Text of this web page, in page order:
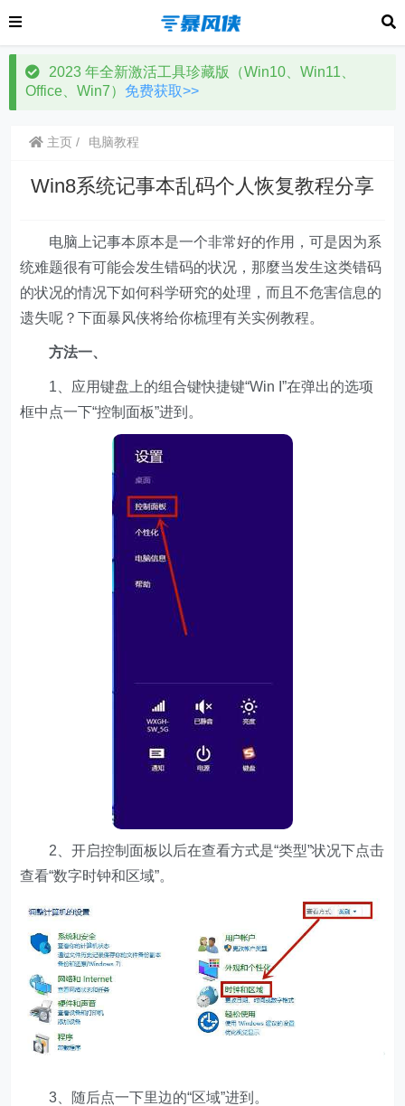
2023 年全新激活工具珍藏版（Win10、Win11、
Office、Win7） 免费获取>>
主页 电脑教程
Win8系统记事本乱码个人恢复教程分享
电脑上记事本原本是一个非常好的作用，可是因为系
统难题很有可能会发生错码的状况，那麼当发生这类错码
的状况的情况下如何科学研究的处理，而且不危害信息的
遗失呢？下面暴风侠将给你梳理有关实例教程。
方法一、
1、应用键盘上的组合键快捷键“Win I”在弹出的选项
框中点一下“控制面板”进到。
2、开启控制面板以后在查看方式是“类型”状况下点击
查看“数字时钟和区域”。
3、随后点一下里边的“区域”进到。